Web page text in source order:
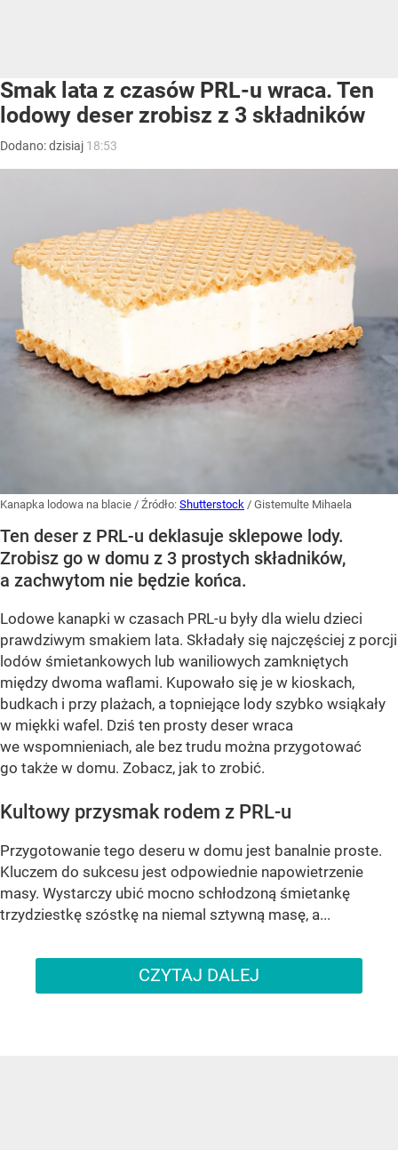
Smak lata z czasów PRL-u wraca. Ten
lodowy deser zrobisz z 3 składników
Dodano:dzisiaj 18:53
Kanapka lodowa na blacie / Źródło: Shutterstock / Gistemulte Mihaela
Ten deser z PRL-u deklasuje sklepowe lody.
Zrobisz go w domu z 3 prostych składników,
a zachwytom nie będzie końca.
Lodowe kanapki w czasach PRL-u były dla wielu dzieci
prawdziwym smakiem lata. Składały się najczęściej z porcji
lodów śmietankowych lub waniliowych zamkniętych
między dwoma waflami. Kupowało się je w kioskach,
budkach i przy plażach, a topniejące lody szybko wsiąkały
w miękki wafel. Dziś ten prosty deser wraca
we wspomnieniach, ale bez trudu można przygotować
go także w domu. Zobacz, jak to zrobić.
Kultowy przysmak rodem z PRL-u
Przygotowanie tego deseru w domu jest banalnie proste.
Kluczem do sukcesu jest odpowiednie napowietrzenie
masy. Wystarczy ubić mocno schłodzoną śmietankę
trzydziestkę szóstkę na niemal sztywną masę, a...
CZYTAJ DALEJ